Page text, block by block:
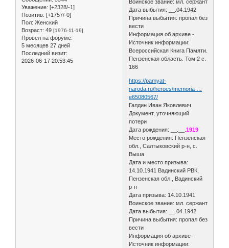
Уважение: [+2328/-1]
Позитив: [+1757/-0]
Пол: Женский
Возраст: 49 [1976-11-19]
Провел на форуме:
5 месяцев 27 дней
Последний визит:
2026-06-17 20:53:45
Воинское звание: мл. сержант
Дата выбытия: __.04.1942
Причина выбытия: пропал без
вести
Информация об архиве -
Источник информации:
Всероссийская Книга Памяти.
Пензенская область. Том 2 с.
166
https://pamyat-
naroda.ru/heroes/memoria …
e65080567/
Галдин Иван Яковлевич
Документ, уточняющий
потери
Дата рождения: __.__.1919
Место рождения: Пензенская
обл., Салтыковский р-н, с.
Выша
Дата и место призыва:
14.10.1941 Вадинский РВК,
Пензенская обл., Вадинский
р-н
Дата призыва: 14.10.1941
Воинское звание: мл. сержант
Дата выбытия: __.04.1942
Причина выбытия: пропал без
вести
Информация об архиве -
Источник информации: